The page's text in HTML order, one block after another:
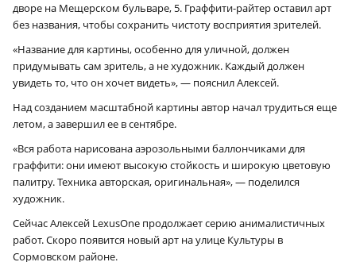
дворе на Мещерском бульваре, 5. Граффити-райтер оставил арт
без названия, чтобы сохранить чистоту восприятия зрителей.
«Название для картины, особенно для уличной, должен
придумывать сам зритель, а не художник. Каждый должен
увидеть то, что он хочет видеть», — пояснил Алексей.
Над созданием масштабной картины автор начал трудиться еще
летом, а завершил ее в сентябре.
«Вся работа нарисована аэрозольными баллончиками для
граффити: они имеют высокую стойкость и широкую цветовую
палитру. Техника авторская, оригинальная», — поделился
художник.
Сейчас Алексей LexusOne продолжает серию анималистичных
работ. Скоро появится новый арт на улице Культуры в
Сормовском районе.